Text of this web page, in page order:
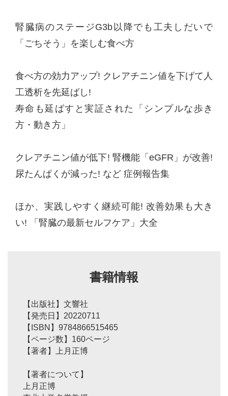
腎臓病のステージG3b以降でも工夫しだいで
「ごちそう」を楽しむ食べ方
食べ方の効力アップ! クレアチニン値を下げて人
工透析を先延ばし!
寿命も延ばすと実証された「シンプルな歩き
方・動き方」
クレアチニン値が低下! 腎機能「eGFR」が改善!
尿たんぱくが減った! など 症例報告集
ほか、実践しやすく継続可能! 改善効果も大き
い! 「腎臓の最新セルフケア」大全
書籍情報
【出版社】文響社
【発売日】20220711
【ISBN】9784866515465
【ページ数】160ページ
【著者】上月正博
【著者について】
上月正博